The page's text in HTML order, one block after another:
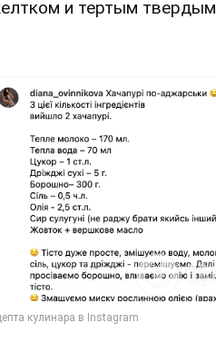
и тертым твердым